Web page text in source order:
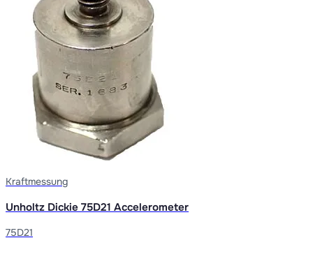
Kraftmessung
Unholtz Dickie 75D21 Accelerometer
75D21